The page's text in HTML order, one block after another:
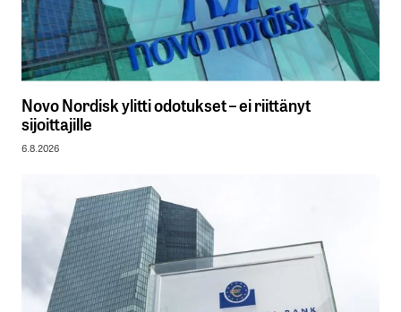
Novo Nordisk ylitti odotukset – ei riittänyt
sijoittajille
6.8.2026